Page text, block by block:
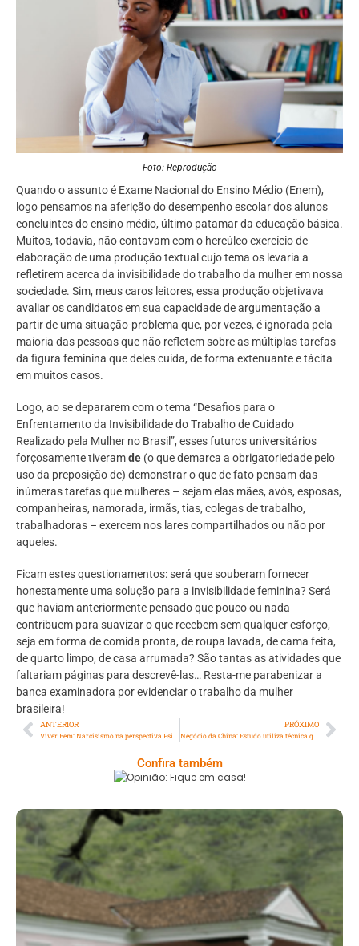
Foto: Reprodução
Quando o assunto é Exame Nacional do Ensino Médio (Enem),
logo pensamos na aferição do desempenho escolar dos alunos
concluintes do ensino médio, último patamar da educação básica.
Muitos, todavia, não contavam com o hercúleo exercício de
elaboração de uma produção textual cujo tema os levaria a
refletirem acerca da invisibilidade do trabalho da mulher em nossa
sociedade. Sim, meus caros leitores, essa produção objetivava
avaliar os candidatos em sua capacidade de argumentação a
partir de uma situação-problema que, por vezes, é ignorada pela
maioria das pessoas que não refletem sobre as múltiplas tarefas
da figura feminina que deles cuida, de forma extenuante e tácita
em muitos casos.
Logo, ao se depararem com o tema “Desafios para o
Enfrentamento da Invisibilidade do Trabalho de Cuidado
Realizado pela Mulher no Brasil”, esses futuros universitários
forçosamente tiveramde (o que demarca a obrigatoriedade pelo
uso da preposição de) demonstrar o que de fato pensam das
inúmeras tarefas que mulheres – sejam elas mães, avós, esposas,
companheiras, namorada, irmãs, tias, colegas de trabalho,
trabalhadoras – exercem nos lares compartilhados ou não por
aqueles.
Ficam estes questionamentos: será que souberam fornecer
honestamente uma solução para a invisibilidade feminina? Será
que haviam anteriormente pensado que pouco ou nada
contribuem para suavizar o que recebem sem qualquer esforço,
seja em forma de comida pronta, de roupa lavada, de cama feita,
de quarto limpo, de casa arrumada? São tantas as atividades que
faltariam páginas para descrevê-las… Resta-me parabenizar a
banca examinadora por evidenciar o trabalho da mulher
brasileira!
ANTERIOR
Viver Bem: Narcisismo na perspectiva Psicanalítica
PRÓXIMO
Negócio da China: Estudo utiliza técnica quântica para determinar idade do rio Amarelo moderno
Confira também
Opinião: Fique Em Casa!
Serra: Fazenda Santa Cecília – Um Legado
Histórico Repleto De Beleza